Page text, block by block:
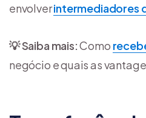
envolverintermediadores
💡 Saiba mais:Como
negócio e quais as